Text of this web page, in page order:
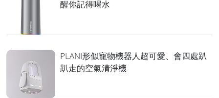
醒你記得喝水
PLANI形似寵物機器人超可愛、會四處趴
趴走的空氣清淨機